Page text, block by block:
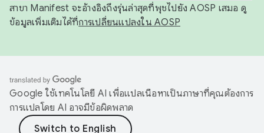
สาขา Manifest จะอ้างอิงถึงรุ่นล่าสุดที่พุชไปยัง AOSP เสมอ ดู
ข้อมูลเพิ่มเติมได้ที่การเปลี่ยนแปลงใน AOSP
Google ใช้เทคโนโลยี AI เพื่อแปลเนื้อหาเป็นภาษาที่คุณต้องการ
การแปลโดย AI อาจมีข้อผิดพลาด